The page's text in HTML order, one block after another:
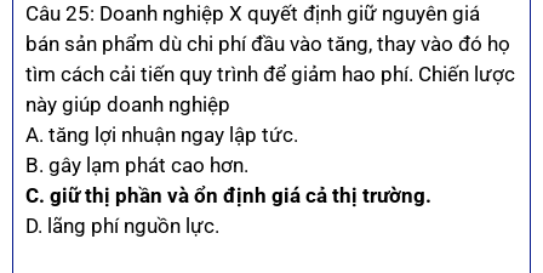
Câu 25: Doanh nghiệp X quyết định giữ nguyên giá
bán sản phẩm dù chi phí đầu vào tăng, thay vào đó họ
tìm cách cải tiến quy trình để giảm hao phí. Chiến lược
này giúp doanh nghiệp
A. tăng lợi nhuận ngay lập tức.
B. gây lạm phát cao hơn.
C. giữ thị phần và ổn định giá cả thị trường.
D. lãng phí nguồn lực.